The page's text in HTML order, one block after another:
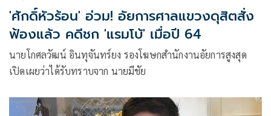
'ศักดิ์หัวร้อน' อ่วม! อัยการศาลแขวงดุสิตสั่ง
ฟ้องแล้ว คดีชก 'แรมโบ้' เมื่อปี 64
นายโกศลวัฒน์ อินทุจันทร์ยง รองโฆษกสำนักงานอัยการสูงสุด
เปิดเผยว่าได้รับทราบจาก นายมีชัย